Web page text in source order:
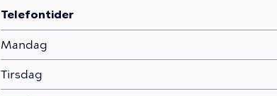
Telefontider
Mandag
Tirsdag